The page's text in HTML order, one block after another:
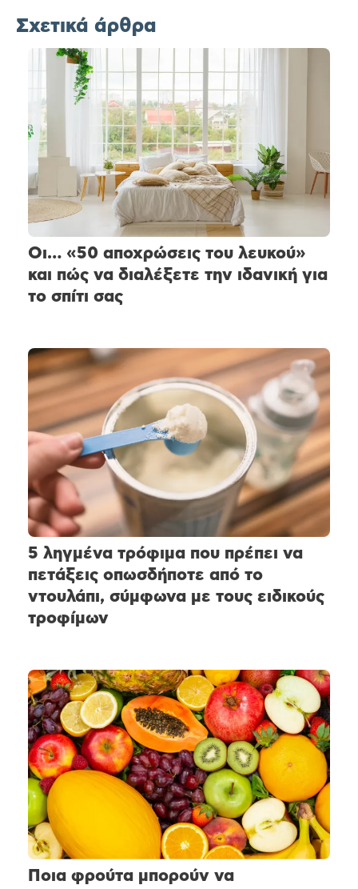
Σχετικά άρθρα
Οι… «50 αποχρώσεις του λευκού»
και πώς να διαλέξετε την ιδανική για
το σπίτι σας
5 ληγμένα τρόφιμα που πρέπει να
πετάξεις οπωσδήποτε από το
ντουλάπι, σύμφωνα με τους ειδικούς
τροφίμων
Ποια φρούτα μπορούν να